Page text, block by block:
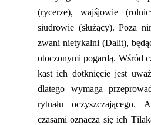
(rycerze), wajśjowie
siudrowie (służący). Poza
zwani nietykalni (Dalit),
otoczonymi pogardą. Wśród
kast ich dotknięcie jest
dlatego wymaga
rytuału oczyszczającego.
czasami oznacza się ich